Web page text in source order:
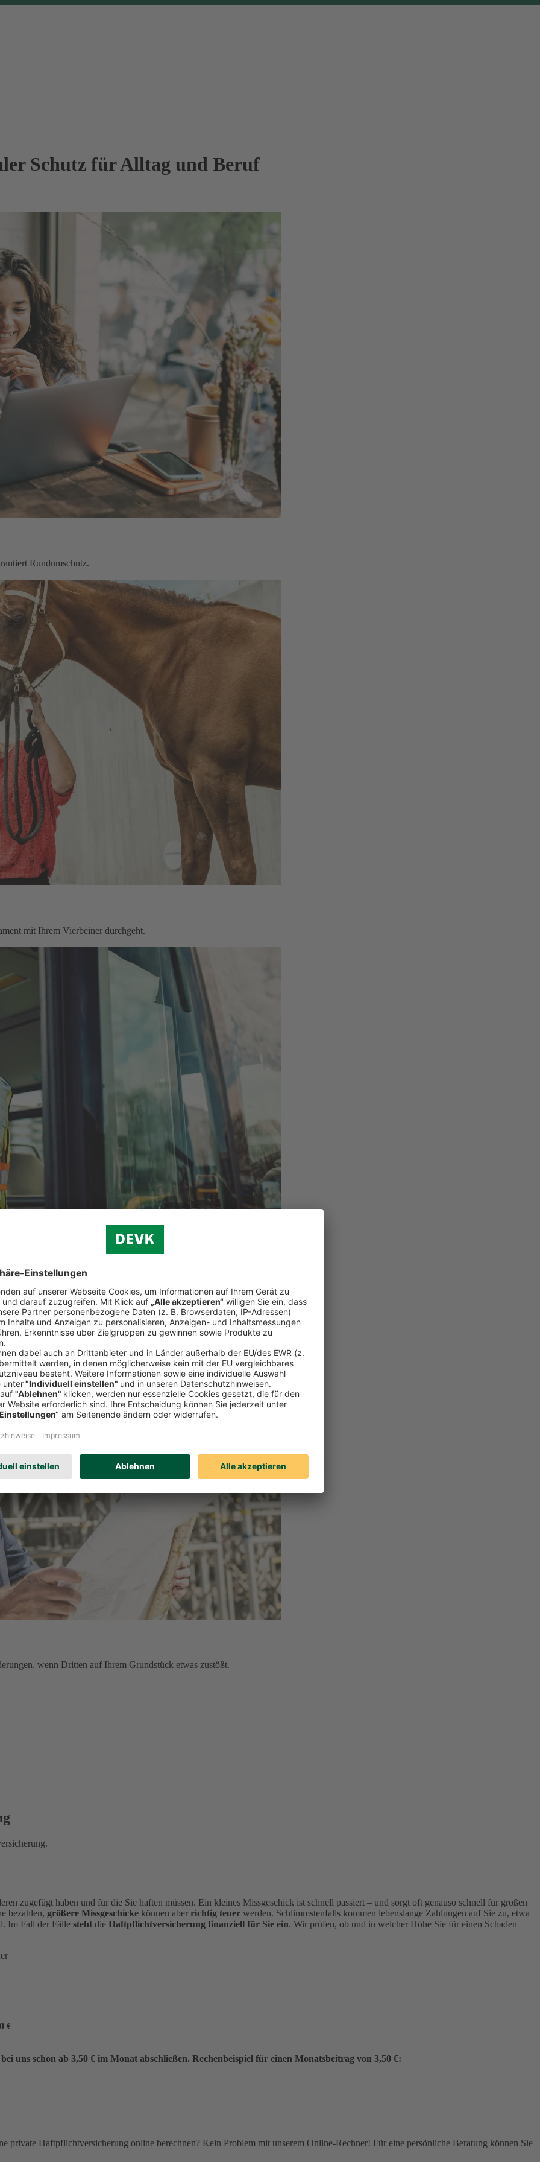
Schutz für Alltag und Beruf
Rundumschutz.
mit Ihrem Vierbeiner durchgeht.
Haftungsrisiken.
wenn Dritten auf Ihrem Grundstück etwas zustößt.
zugefügt haben und für die Sie haften müssen. Ein kleines Missgeschick ist schnell passiert – und sorgt oft genauso schnell für großen
bezahlen, größere Missgeschicke können aber richtig teuer werden. Schlimmstenfalls kommen lebenslange Zahlungen auf Sie zu, etwa
Im Fall der Fälle steht die Haftpflichtversicherung finanziell für Sie ein. Wir prüfen, ob und in welcher Höhe Sie für einen Schaden
€
uns schon ab 3,50 € im Monat abschließen. Rechenbeispiel für einen Monatsbeitrag von 3,50 €:
private Haftpflichtversicherung online berechnen? Kein Problem mit unserem Online-Rechner! Für eine persönliche Beratung können Sie